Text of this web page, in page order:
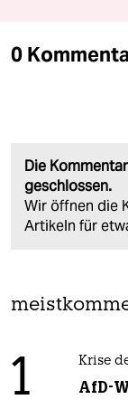
0
Die
geschlossen.
Wir öffnen die
Artikeln für
1 Krise
AfD-